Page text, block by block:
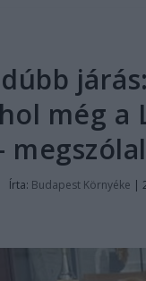
még a
Írta: Budapest Környéke |